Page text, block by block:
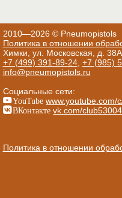
2010—2026 © Pneumopistols
Политика в отношении
Химки, ул. Московская, д. 38А
+7 (499) 391-89-24, +7 (985)
info@pneumopistols.ru
Социальные сети:
YouTube www.youtube.com/
ВКонтакте vk.com/
Политика в отношении